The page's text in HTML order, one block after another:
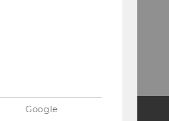
Google